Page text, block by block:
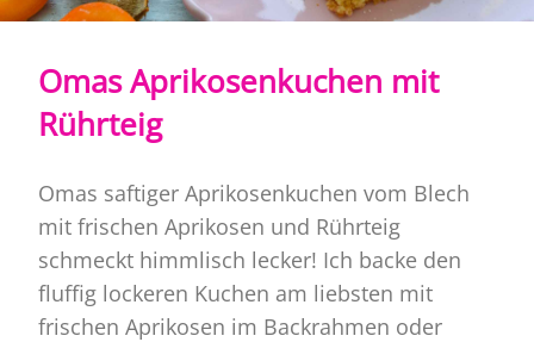
Omas Aprikosenkuchen mit
Rührteig
Omas saftiger Aprikosenkuchen vom Blech
mit frischen Aprikosen und Rührteig
schmeckt himmlisch lecker! Ich backe den
fluffig lockeren Kuchen am liebsten mit
frischen Aprikosen im Backrahmen oder